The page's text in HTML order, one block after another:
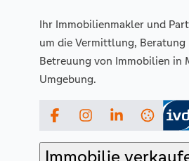
Ihr Immobilienmakler und
um die Vermittlung, Beratung
Betreuung von Immobilien in
Umgebung.
FacebookInstagramLinkedIn
Immobilie